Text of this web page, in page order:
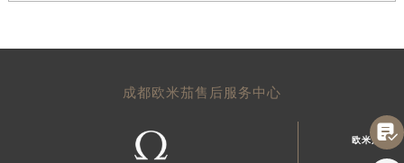
成都欧米茄售后服务中心
欧米茄成都
